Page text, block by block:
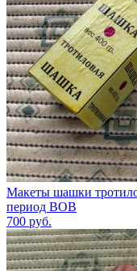
Макеты шашки
период ВОВ
700 руб.